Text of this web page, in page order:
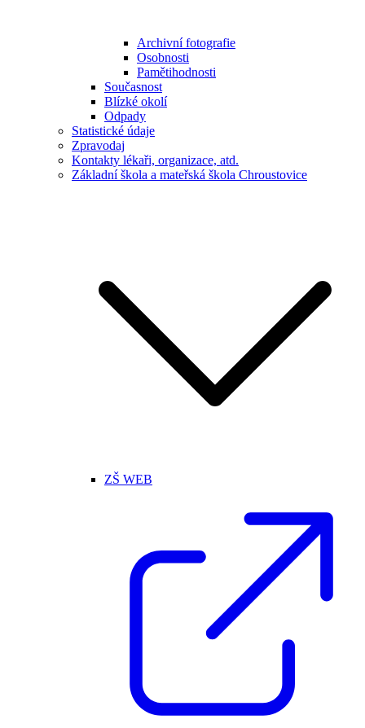
Archivní fotografie
Osobnosti
Pamětihodnosti
Současnost
Blízké okolí
Odpady
Statistické údaje
Zpravodaj
Kontakty lékaři, organizace, atd.
Základní škola a mateřská škola Chroustovice
ZŠ WEB